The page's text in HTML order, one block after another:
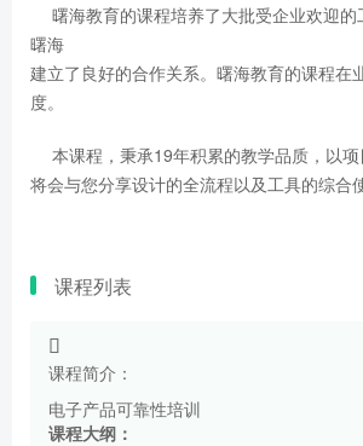
曙海教育的课程培养了大批受企业欢迎的
曙海
建立了良好的合作关系。曙海教育的课程在
度。
本课程，秉承19年积累的教学品质，以
将会与您分享设计的全流程以及工具的综合
课程列表
课程简介：
电子产品可靠性培训
课程大纲：